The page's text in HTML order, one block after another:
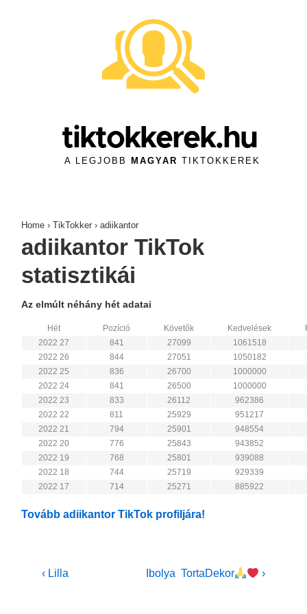
tiktokkerek.hu
A LEGJOBB MAGYAR TIKTOKKEREK
Home › TikTokker › adiikantor
adiikantor TikTok
statisztikái
Az elmúlt néhány hét adatai
Hét Pozíció Követők Kedvelések
2022 27
841 27099
1061518
2022 26
844 27051
1050182
2022 25
836 26700
1000000
2022 24
841 26500
1000000
2022 23
833 26112
962386
2022 22
811 25929
951217
2022 21
794 25901
948554
2022 20
776 25843
943852
2022 19
768 25801
939088
2022 18
744 25719
929339
2022 17
714 25271 885922
Tovább adiikantor TikTok profiljára!
Bejegyzés
Previous
‹ Lilla
Next
Ibolya TortaDekor ›